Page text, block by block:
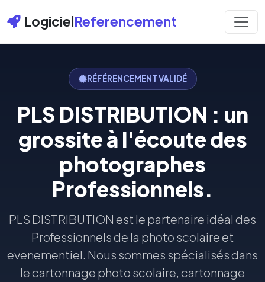
LogicielReferencement
RÉFÉRENCEMENT VALIDÉ
PLS DISTRIBUTION : un
grossite à l'écoute des
photographes
Professionnels.
PLS DISTRIBUTION est le partenaire idéal des
Professionnels de la photo scolaire et
evenementiel. Nous sommes spécialisés dans
le cartonnage photo scolaire, cartonnage